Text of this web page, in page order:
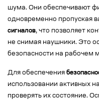
шума. Они обеспечивают
одновременно пропуская
сигналов, что позволяет
не снимая наушники. Это
безопасности на рабочем
Для обеспечения
использовании активных
проверять их состояние.